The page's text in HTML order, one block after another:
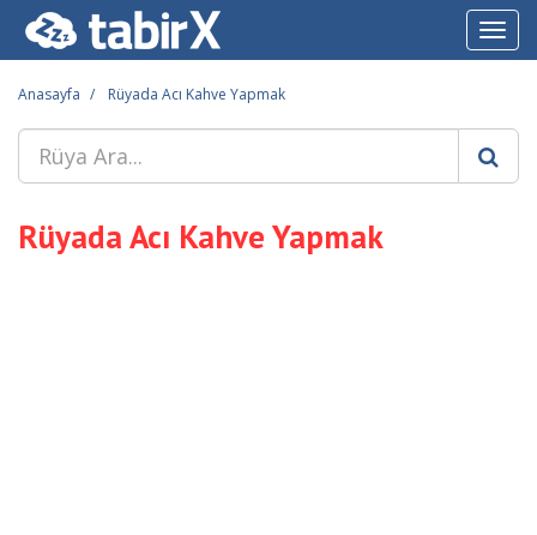
Anasayfa Rüyada Acı Kahve Yapmak
Rüyada Acı Kahve Yapmak